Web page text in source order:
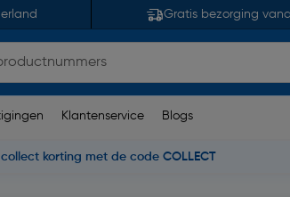
Gratis bezorging
Klantenservice Blogs
korting met de code COLLECT